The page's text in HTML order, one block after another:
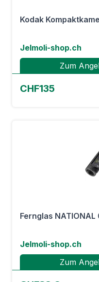
Kodak
Jelmoli-shop.ch
Zum
CHF135
Fernglas NATIONAL
Jelmoli-shop.ch
Zum